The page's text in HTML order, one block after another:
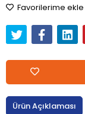
Favorilerime ekle
Ürün Açıklaması